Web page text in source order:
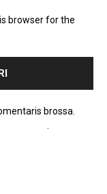
browser for the
brossa.